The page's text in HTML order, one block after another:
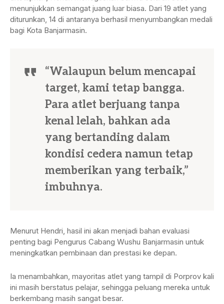
menunjukkan semangat juang luar biasa. Dari 19 atlet yang
diturunkan, 14 di antaranya berhasil menyumbangkan medali
bagi Kota Banjarmasin.
“Walaupun belum mencapai
target, kami tetap bangga.
Para atlet berjuang tanpa
kenal lelah, bahkan ada
yang bertanding dalam
kondisi cedera namun tetap
memberikan yang terbaik,”
imbuhnya.
Menurut Hendri, hasil ini akan menjadi bahan evaluasi
penting bagi Pengurus Cabang Wushu Banjarmasin untuk
meningkatkan pembinaan dan prestasi ke depan.
Ia menambahkan, mayoritas atlet yang tampil di Porprov kali
ini masih berstatus pelajar, sehingga peluang mereka untuk
berkembang masih sangat besar.